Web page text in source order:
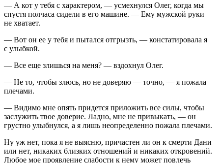
— А кот у тебя с характером, — усмехнулся Олег, когда мы
спустя полчаса сидели в его машине. — Ему мужской руки
не хватает.
— Вот он ее у тебя и пытался отгрызть, — констатировала я
с улыбкой.
— Все еще злишься на меня? — вздохнул Олег.
— Не то, чтобы злюсь, но не доверяю — точно, — я пожала
плечами.
— Видимо мне опять придется приложить все силы, чтобы
заслужить твое доверие. Ладно, мне не привыкать, — он
грустно улыбнулся, а я лишь неопределенно пожала плечами.
Ну уж нет, пока я не выясню, причастен ли он к смерти Дани
или нет, никаких близких отношений и никаких откровений.
Любое мое проявление слабости к нему может повлечь